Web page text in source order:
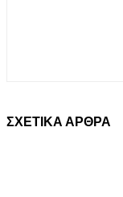
ΣΧΕΤΙΚΑ ΑΡΘΡΑ